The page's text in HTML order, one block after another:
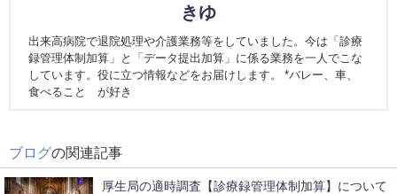
きゆ
出来高病院で退院処理や介護業務等をしていました。今は「診療
録管理体制加算」と「データ提出加算」に係る業務を一人でこな
しています。役に立つ情報などをお届けします。 *バレー、車、
食べること が好き
ブログの関連記事
厚生局の適時調査【診療録管理体制加算】について